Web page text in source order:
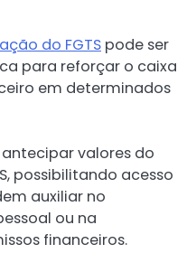
do FGTS pode ser
para reforçar o caixa
em determinados
valores do
possibilitando acesso
auxiliar no
ou na
financeiros.